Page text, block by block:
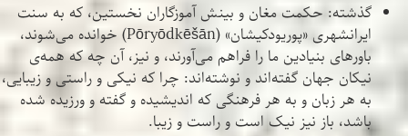
گذشته: حکمت مغان و بینش آموزگاران نخستین، که به سنت
ایرانشهری «پوریودکیشان» (Pōryōdkēšān) خوانده می‌شوند،
باورهای بنیادین ما را فراهم می‌آورند، و نیز، آن چه که همه‌ی
نیکان جهان گفته‌اند و نوشته‌اند: چرا که نیکی و راستی و زیبایی،
به هر زبان و به هر فرهنگی که اندیشیده و گفته و ورزیده شده
باشد، باز نیز نیک است و راست و زیبا.